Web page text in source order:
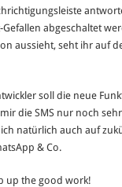
abgeschaltet
aussieht, seht ihr auf
soll die neue
die SMS nur noch
natürlich auch auf
& Co.
up the good work!